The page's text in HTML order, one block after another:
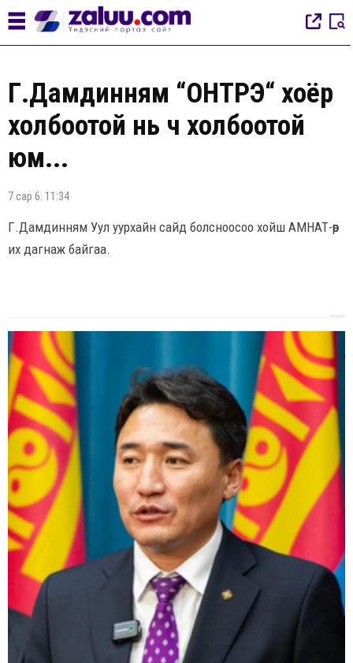
Г.Дамдинням “ОНТРЭ“ хоёр
холбоотой нь ч холбоотой
юм...
7 сар 6. 11:34
Г.Дамдинням Уул уурхайн сайд болсноосоо хойш АМНАТ-өөр
их дагнаж байгаа.